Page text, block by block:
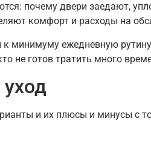
почему двери заедают,
комфорт и расходы на
минимуму ежедневную
не готов тратить много
и их плюсы и минусы с